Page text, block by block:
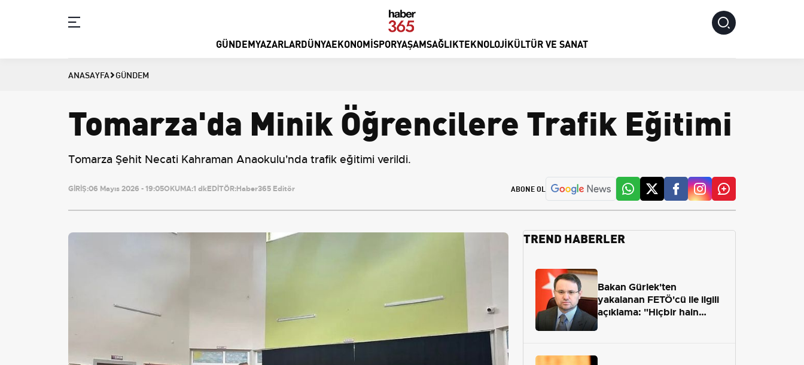
GÜNDEMYAZARLARDÜNYAEKONOMISPORYAŞAMSAĞLIKTEKNOLOJIKÜLTÜR VE SANAT
ANASAYFA GÜNDEM
Tomarza'da Minik Öğrencilere Trafik Eğitimi
Tomarza Şehit Necati Kahraman Anaokulu'nda trafik eğitimi verildi.
GİRİŞ:06 Mayıs 2026 - 19:05OKUMA:1 dkEDİTÖR:Haber365 Editör ABONE OL
TREND HABERLER
Bakan Gürlek'ten
yakalanan FETÖ'cü ile ilgili
açıklama: "Hiçbir hain